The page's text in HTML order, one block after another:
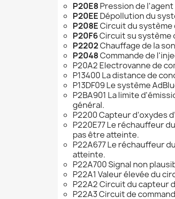
P20E8Pression de
P20EE Dépollution du
P208ECircuit du système
P20F6Circuit su système
P2202Chauffage de la
P2048Commande de
P20A2 Electrovanne de
P13400 La distance de
P13DF09 Le système
P2BA901 La limite
général.
P2200 Capteur d’oxydes
P220E77 Le réchauffeur
pas être atteinte.
P22A677 Le réchauffeur
atteinte.
P22A700 Signal non
P22A1 Valeur élevée du
P22A2 Circuit du capteur
P22A3 Circuit de